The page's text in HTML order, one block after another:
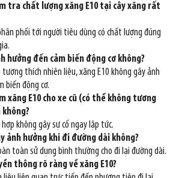
tra chất lượng xăng E10 tại cây xăng rất
phối tới người tiêu dùng có chất lượng đúng
hưởng đến cảm biến động cơ không?
tương thích nhiên liệu, xăng E10 không gây ảnh
biến động cơ.
xăng E10 cho xe cũ (có thể không tương
không gây sự cố ngay lập tức.
ảnh hưởng khi đi đường dài không?
toàn sử dụng bình thường cho đi lại đường dài.
thông rõ ràng về xăng E10?